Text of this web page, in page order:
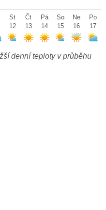
St
12
Čt
13
Pá
14
So
15
Ne
16
Po
17
denní teploty v průběhu